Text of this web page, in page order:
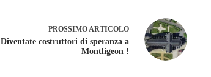
PROSSIMO ARTICOLO
Diventate costruttori di speranza a
Montligeon !